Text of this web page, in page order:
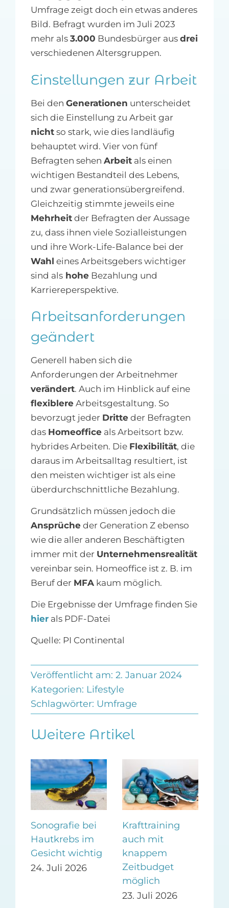
Umfrage zeigt doch ein etwas anderes
Bild. Befragt wurden im Juli 2023
mehr als 3.000 Bundesbürger aus drei
verschiedenen Altersgruppen.
Einstellungen zur Arbeit
Bei den Generationen unterscheidet
sich die Einstellung zu Arbeit gar
nichtso stark, wie dies landläufig
behauptet wird. Vier von fünf
Befragten sehen Arbeitals einen
wichtigen Bestandteil des Lebens,
und zwar generationsübergreifend.
Gleichzeitig stimmte jeweils eine
Mehrheitder Befragten der Aussage
zu, dass ihnen viele Sozialleistungen
und ihre Work-Life-Balance bei der
Wahl eines Arbeitsgebers wichtiger
sind alshoheBezahlung und
Karriereperspektive.
Arbeitsanforderungen
geändert
Generell haben sich die
Anforderungen der Arbeitnehmer
verändert. Auch im Hinblick auf eine
flexiblereArbeitsgestaltung. So
bevorzugt jeder Dritteder Befragten
das Homeofficeals Arbeitsort bzw.
hybrides Arbeiten. Die Flexibilität, die
daraus im Arbeitsalltag resultiert, ist
den meisten wichtiger ist als eine
überdurchschnittliche Bezahlung.
Grundsätzlich müssen jedoch die
Ansprücheder Generation Z ebenso
wie die aller anderen Beschäftigten
immer mit der Unternehmensrealität
vereinbar sein. Homeoffice ist z. B. im
Beruf der MFAkaum möglich.
Die Ergebnisse der Umfrage finden Sie
hierals PDF-Datei
Quelle: PI Continental
Veröffentlicht am: 2. Januar 2024
Kategorien: Lifestyle
Schlagwörter: Umfrage
Weitere Artikel
Sonografie bei
Hautkrebs im
Gesicht wichtig
24. Juli 2026
Krafttraining
auch mit
knappem
Zeitbudget
möglich
23. Juli 2026